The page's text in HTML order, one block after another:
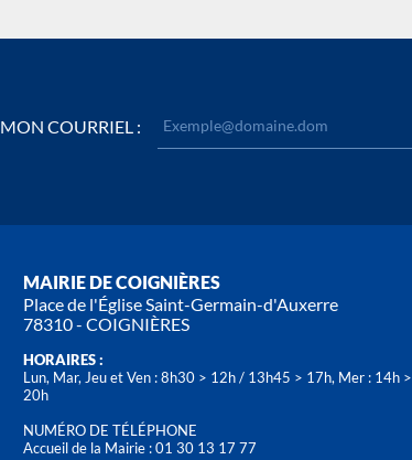
MON COURRIEL :
MAIRIE DE COIGNIÈRES
Place de l'Église Saint-Germain-d'Auxerre
78310 - COIGNIÈRES
HORAIRES :
Lun, Mar, Jeu et Ven : 8h30 > 12h / 13h45 > 17h, Mer : 14h >
20h
NUMÉRO DE TÉLÉPHONE
Accueil de la Mairie : 01 30 13 17 77